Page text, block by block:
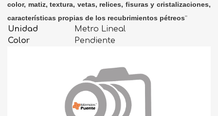
color, matiz, textura, vetas, relices, fisuras y cristalizaciones,
características propias de los recubrimientos pétreos"
Unidad
Metro Lineal
Color
Pendiente